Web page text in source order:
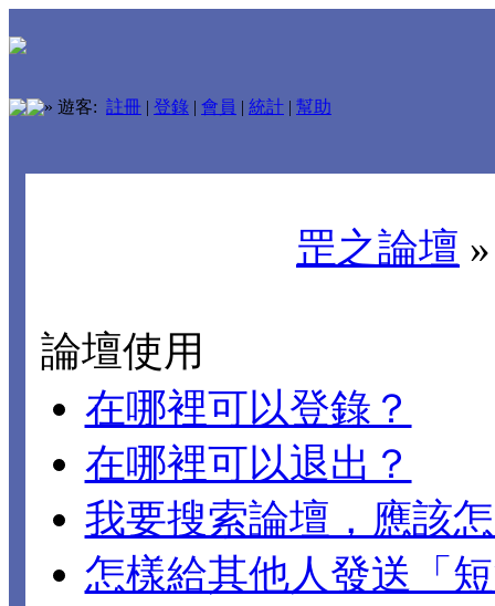
» 遊客: 註冊 | 登錄 | 會員 | 統計 | 幫助
罡之論壇
論壇使用
在哪裡可以登錄？
在哪裡可以退出？
我要搜索論壇，應該
怎樣給其他人發送「